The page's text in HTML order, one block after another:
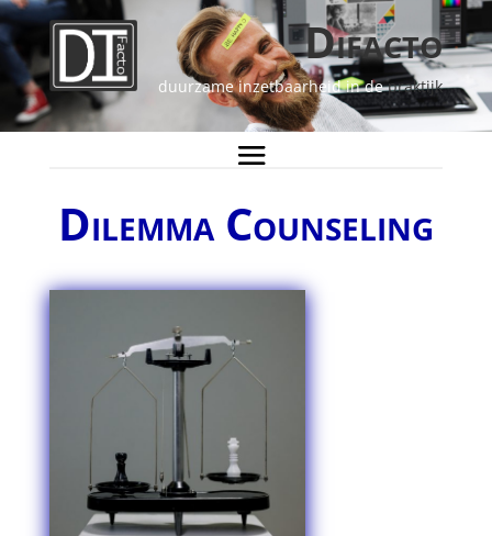
Difacto
duurzame inzetbaarheid in de praktijk
Dilemma Counseling